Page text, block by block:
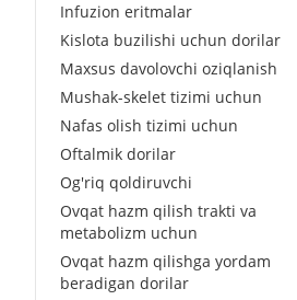
Infuzion eritmalar
Kislota buzilishi uchun dorilar
Maxsus davolovchi oziqlanish
Mushak-skelet tizimi uchun
Nafas olish tizimi uchun
Oftalmik dorilar
Og'riq qoldiruvchi
Ovqat hazm qilish trakti va
metabolizm uchun
Ovqat hazm qilishga yordam
beradigan dorilar